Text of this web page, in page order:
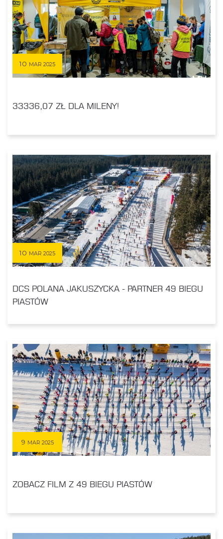
10 MAR 2025
33336,07 ZŁ DLA MILENY!
10 MAR 2025
DCS POLANA JAKUSZYCKA - PARTNER 49 BIEGU
PIASTÓW
9 MAR 2025
ZOBACZ FILM Z 49 BIEGU PIASTÓW